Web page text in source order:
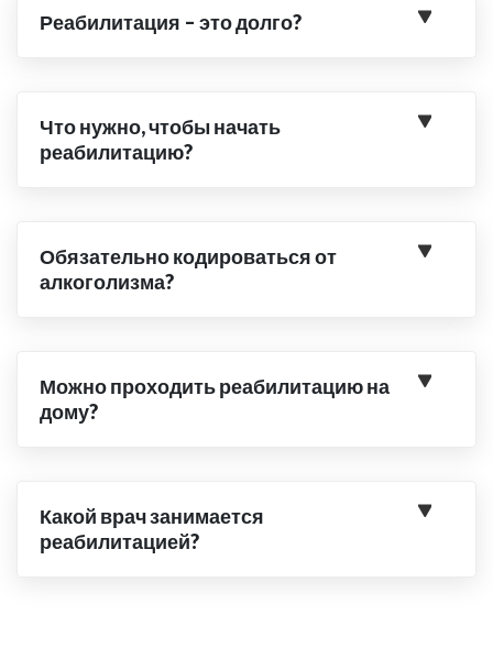
Реабилитация – это долго?
Что нужно, чтобы начать
реабилитацию?
Обязательно кодироваться от
алкоголизма?
Можно проходить реабилитацию на
дому?
Какой врач занимается
реабилитацией?